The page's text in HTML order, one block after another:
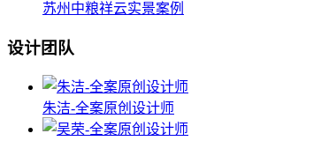
苏州中粮祥云实景案例
设计团队
朱洁-全案原创设计师